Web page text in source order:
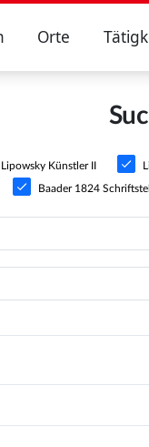
Orte
Lipowsky Künstler II
Baader 1824